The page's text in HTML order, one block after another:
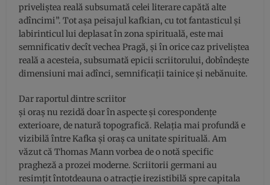
priveliștea reală subsumată celei literare capătă alte
adîncimi”. Tot așa peisajul kafkian, cu tot fantasticul și
labirinticul lui deplasat în zona spirituală, este mai
semnificativ decît vechea Pragă, și în orice caz priveliștea
reală a acesteia, subsumată epicii scriitorului, dobîndește
dimensiuni mai adînci, semnificații tainice și nebănuite.
Dar raportul dintre scriitor
și oraș nu rezidă doar în aspecte și corespondențe
exterioare, de natură topografică. Relația mai profundă e
vizibilă între Kafka și oraș ca unitate spirituală. Am
văzut că Thomas Mann vorbea de o notă specific
pragheză a prozei moderne. Scriitorii germani au
resimțit întotdeauna o atracție irezistibilă spre capitala